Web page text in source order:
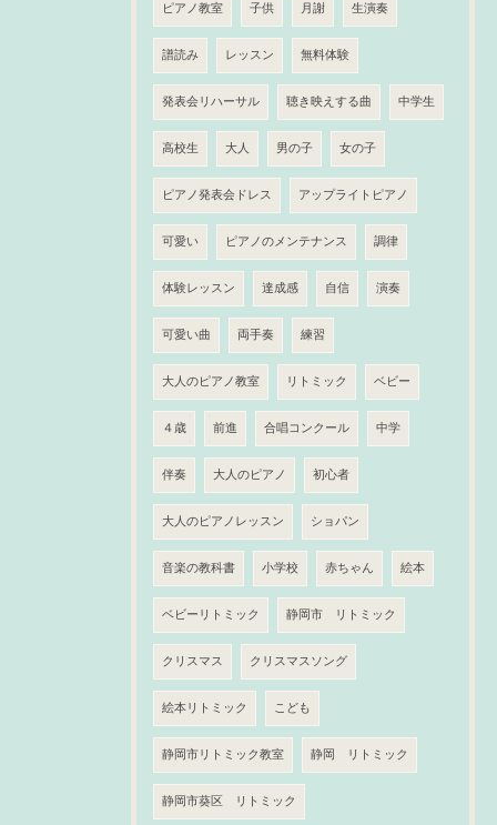
ピアノ教室 子供 月謝 生演奏
譜読み レッスン 無料体験
発表会リハーサル 聴き映えする曲 中学生
高校生 大人 男の子 女の子
ピアノ発表会ドレス アップライトピアノ
可愛い ピアノのメンテナンス 調律
体験レッスン 達成感 自信 演奏
可愛い曲 両手奏 練習
大人のピアノ教室 リトミック ベビー
４歳 前進 合唱コンクール 中学
伴奏 大人のピアノ 初心者
大人のピアノレッスン ショパン
音楽の教科書 小学校 赤ちゃん 絵本
ベビーリトミック 静岡市 リトミック
クリスマス クリスマスソング
絵本リトミック こども
静岡市リトミック教室 静岡 リトミック
静岡市葵区 リトミック